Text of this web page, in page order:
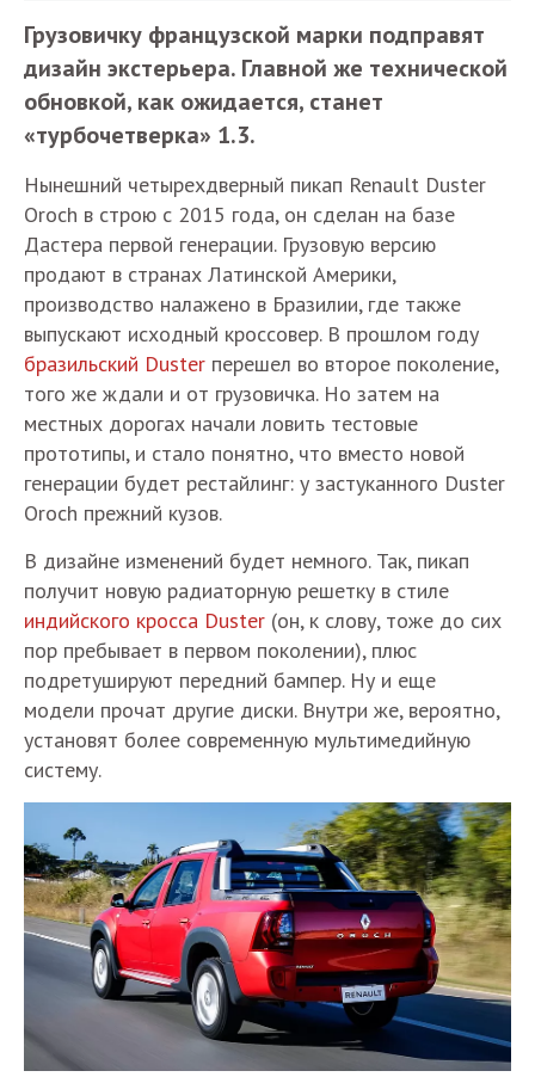
Грузовичку французской марки подправят
дизайн экстерьера. Главной же технической
обновкой, как ожидается, станет
«турбочетверка» 1.3.
Нынешний четырехдверный пикап Renault Duster
Oroch в строю с 2015 года, он сделан на базе
Дастера первой генерации. Грузовую версию
продают в странах Латинской Америки,
производство налажено в Бразилии, где также
выпускают исходный кроссовер. В прошлом году
бразильский Duster перешел во второе поколение,
того же ждали и от грузовичка. Но затем на
местных дорогах начали ловить тестовые
прототипы, и стало понятно, что вместо новой
генерации будет рестайлинг: у застуканного Duster
Oroch прежний кузов.
В дизайне изменений будет немного. Так, пикап
получит новую радиаторную решетку в стиле
индийского кросса Duster (он, к слову, тоже до сих
пор пребывает в первом поколении), плюс
подретушируют передний бампер. Ну и еще
модели прочат другие диски. Внутри же, вероятно,
установят более современную мультимедийную
систему.